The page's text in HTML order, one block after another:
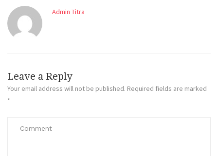
Admin Titra
Leave a Reply
Your email address will not be published. Required fields are marked
*